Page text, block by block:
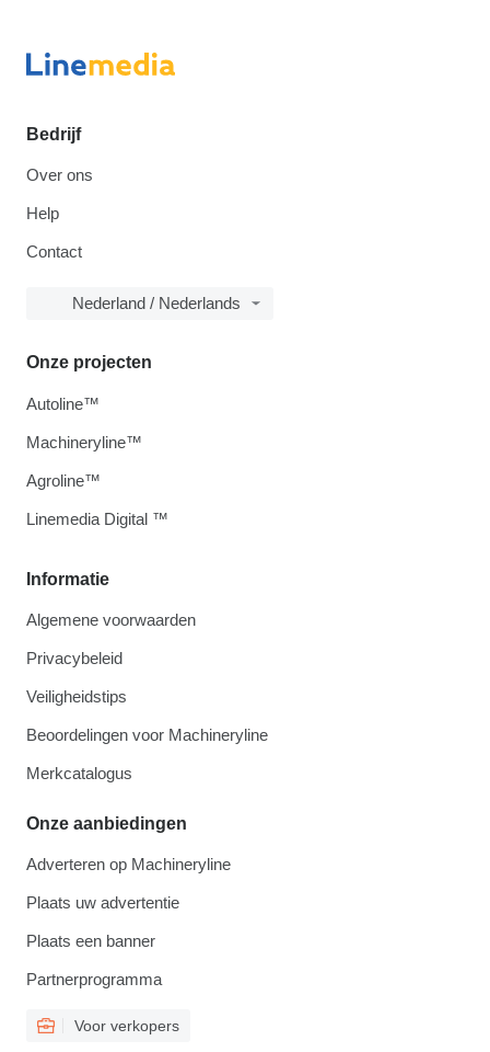
Bedrijf
Over ons
Help
Contact
Nederland / Nederlands
Informatie
Algemene voorwaarden
Privacybeleid
Veiligheidstips
Beoordelingen voor Machineryline
Merkcatalogus
Onze aanbiedingen
Adverteren op Machineryline
Plaats uw advertentie
Plaats een banner
Partnerprogramma
Voor verkopers
Onze projecten
Autoline™
Machineryline™
Agroline™
Linemedia Digital ™